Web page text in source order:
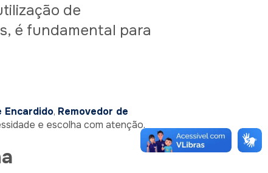
de
é fundamental para
Encardido, Removedor de
e escolha com atenção.